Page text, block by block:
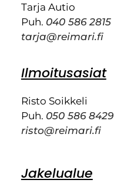
Tarja Autio
Puh. 040 586 2815
tarja@reimari.fi
Ilmoitusasiat
Risto Soikkeli
Puh. 050 586 8429
risto@reimari.fi
Jakelualue